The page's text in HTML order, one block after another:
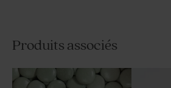
Produits associés